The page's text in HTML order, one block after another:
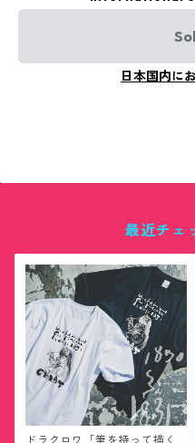
日本国内に
最近チェ
ドラクロワ「筆を持って描く